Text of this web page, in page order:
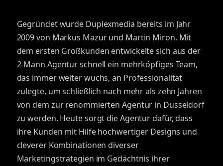
Gegründet wurde Duplexmedia bereits im Jahr
2009 von Markus Mazur und Martin Miron. Mit
dem ersten Großkunden entwickelte sich aus der
2-Mann Agentur schnell ein mehrköpfiges Team,
das immer weiter wuchs, an Professionalität
zulegte, um schließlich nach mehr als zehn Jahren
von dem zur renommierten Agentur in Düsseldorf
zu werden. Heute sorgt die Agentur dafür, dass
ihre Kunden mit Hilfe hochwertiger Designs und
cleverer Kombinationen diverser
Marketingstrategien im Gedächtnis ihrer